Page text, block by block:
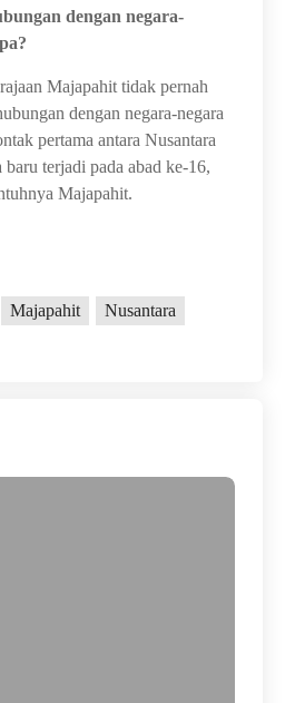
dengan negara-
Majapahit tidak pernah
dengan negara-negara
pertama antara Nusantara
baru terjadi pada abad ke-16,
Majapahit.
Majapahit
Nusantara